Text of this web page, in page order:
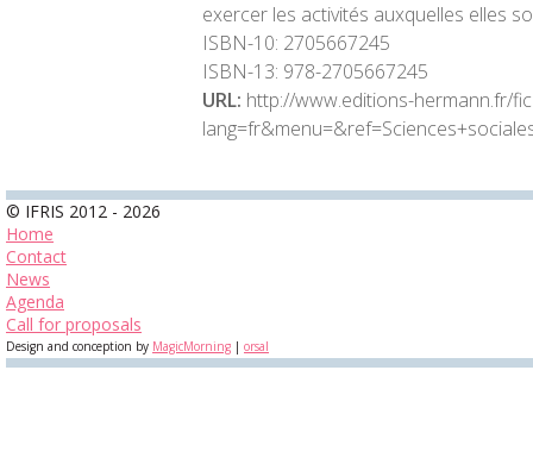
exercer les activités auxquelles elles
ISBN-10: 2705667245
ISBN-13: 978-2705667245
URL: http://www.editions-hermann.fr/
© IFRIS 2012 - 2026
Home
Contact
News
Agenda
Call for proposals
Design and conception by MagicMorning | orsal